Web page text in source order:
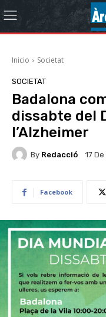
Inicio Societat
SOCIETAT
Badalona
dissabte del
l’Alzheimer
By Redacció 17
Facebook